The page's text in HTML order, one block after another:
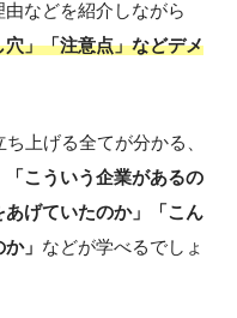
などを紹介しながら
穴」「注意点」などデメ
上げる全てが分かる、
「こういう企業があるの
げていたのか」「こん
」 などが学べるでしょ